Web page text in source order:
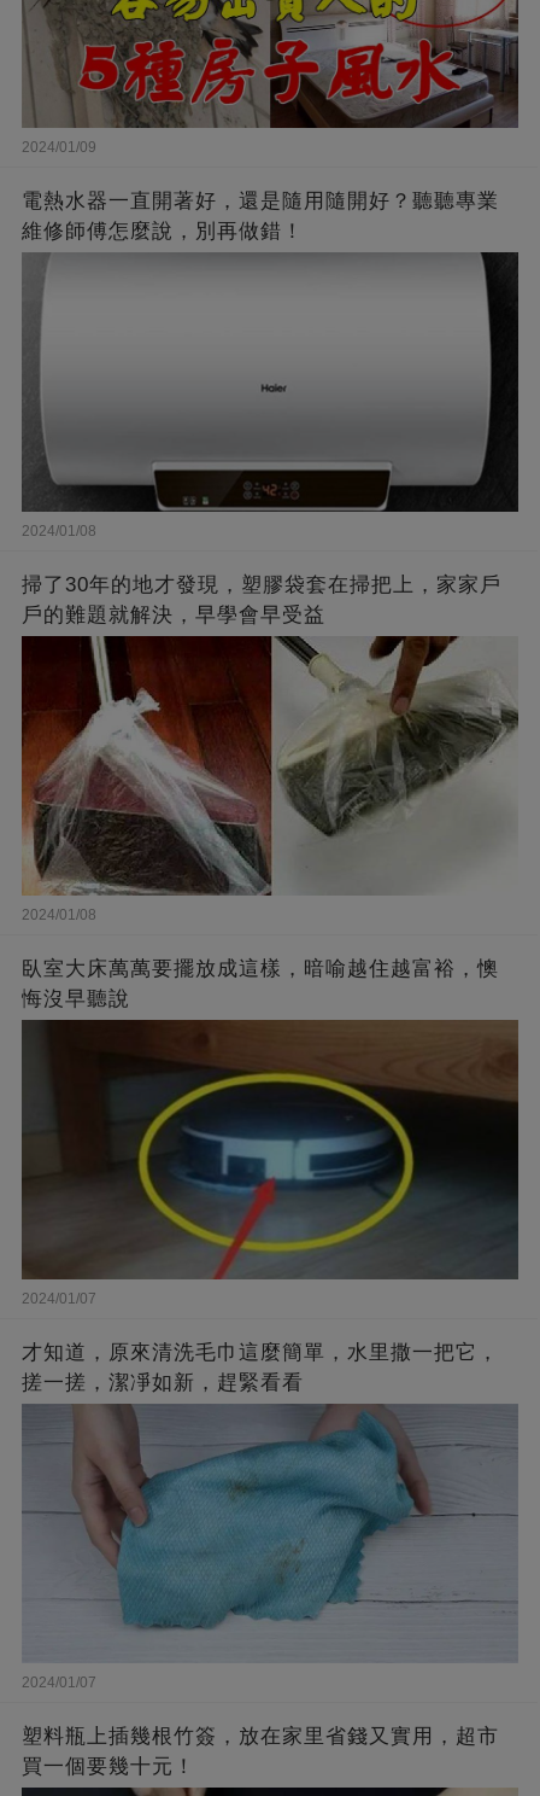
2024/01/09
電熱水器一直開著好，還是隨用隨開好？聽聽專業
維修師傅怎麼說，別再做錯！
2024/01/08
掃了30年的地才發現，塑膠袋套在掃把上，家家戶
戶的難題就解決，早學會早受益
2024/01/08
臥室大床萬萬要擺放成這樣，暗喻越住越富裕，懊
悔沒早聽說
2024/01/07
才知道，原來清洗毛巾這麼簡單，水里撒一把它，
搓一搓，潔凈如新，趕緊看看
2024/01/07
塑料瓶上插幾根竹簽，放在家里省錢又實用，超市
買一個要幾十元！